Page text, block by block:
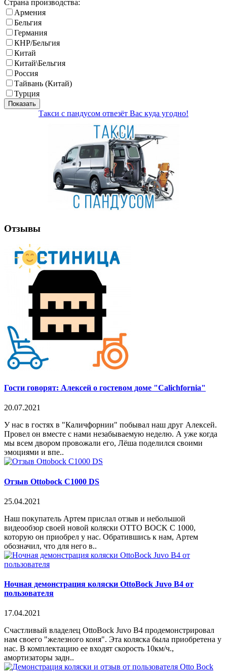
Страна производства:
Армения
Бельгия
Германия
КНР/Бельгия
Китай
Китай\Бельгия
Россия
Тайвань (Китай)
Турция
Показать
Такси с пандусом отвезёт Вас куда угодно!
Отзывы
Гости говорят: Алексей о гостевом доме "Calichfornia"
20.07.2021
У нас в гостях в "Каличфорнии" побывал наш друг Алексей.
Провел он вместе с нами незабываемую неделю. А уже когда
мы всем двором провожали его, Лёша поделился своими
эмоциями и впе..
Отзыв Ottobock C1000 DS
25.04.2021
Наш покупатель Артем прислал отзыв и небольшой
видеообзор своей новой коляски OTTO BOCK C 1000,
которую он приобрел у нас. Обратившись к нам, Артем
обозначил, что для него в..
Ночная демонстрация коляски OttoBock Juvo B4 от
пользователя
17.04.2021
Счастливый владелец OttoBock Juvo B4 продемонстрировал
нам своего "железного коня". Эта коляска была приобретена у
нас. В комплектацию ее входят скорость 10км/ч.,
амортизаторы задн..